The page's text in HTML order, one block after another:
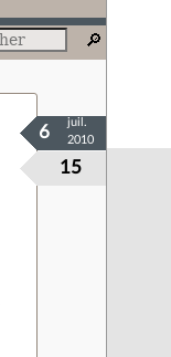
15
6
juil.
2010